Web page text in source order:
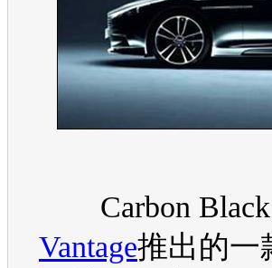
Carbon Black
Vantage推出的一